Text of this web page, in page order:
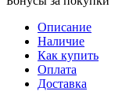
Описание
Наличие
Как купить
Оплата
Доставка